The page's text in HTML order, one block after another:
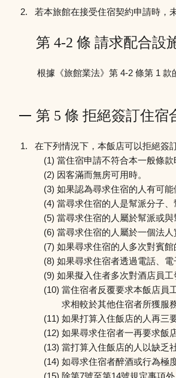
若本旅館在接受住宿契約申請時，
第 4-2 條 請求配合設
根據《旅館業法》第 4-2 條第 1 款
第 5 條 拒絕簽訂住宿
在下列情況下，本飯店可以拒絕簽
當住宿申請不符合本一般條款
因客滿而無房可用時。
如果認為尋求住宿的人有可
當尋求住宿的人是幫派分子
當尋求住宿的人屬於幫派或
當尋求住宿的人屬於一個法
如果尋求住宿的人多次對賓
如果尋求住宿者透過電話、
如果擬入住者多次對酒店員
當住宿者反覆要求本飯店員
求相較於其他住宿者所獲服
如果打算入住飯店的人再三
如果尋求住宿者一再要求飯
當打算入住飯店的人以缺乏
如尋求住宿者醉酒或行為極
除第7號至第14號規定事項